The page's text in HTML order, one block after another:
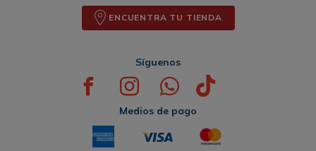
ENCUENTRA TU TIENDA
Síguenos
Medios de pago